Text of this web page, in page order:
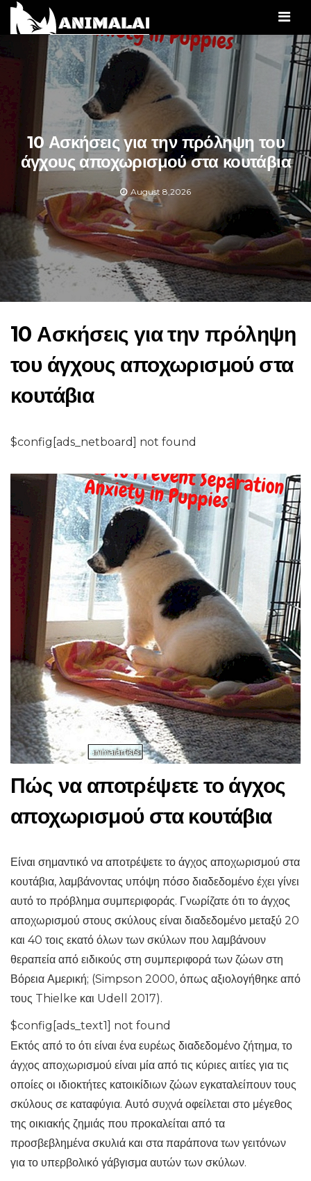
10 Ασκήσεις για την πρόληψη του
άγχους αποχωρισμού στα κουτάβια
August 8,2026
10 Ασκήσεις για την πρόληψη
του άγχους αποχωρισμού στα
κουτάβια
$config[ads_netboard] not found
Πώς να αποτρέψετε το άγχος
αποχωρισμού στα κουτάβια
Είναι σημαντικό να αποτρέψετε το άγχος αποχωρισμού στα
κουτάβια, λαμβάνοντας υπόψη πόσο διαδεδομένο έχει γίνει
αυτό το πρόβλημα συμπεριφοράς. Γνωρίζατε ότι το άγχος
αποχωρισμού στους σκύλους είναι διαδεδομένο μεταξύ 20
και 40 τοις εκατό όλων των σκύλων που λαμβάνουν
θεραπεία από ειδικούς στη συμπεριφορά των ζώων στη
Βόρεια Αμερική; (Simpson 2000, όπως αξιολογήθηκε από
τους Thielke και Udell 2017).
$config[ads_text1] not found
Εκτός από το ότι είναι ένα ευρέως διαδεδομένο ζήτημα, το
άγχος αποχωρισμού είναι μία από τις κύριες αιτίες για τις
οποίες οι ιδιοκτήτες κατοικίδιων ζώων εγκαταλείπουν τους
σκύλους σε καταφύγια. Αυτό συχνά οφείλεται στο μέγεθος
της οικιακής ζημιάς που προκαλείται από τα
προσβεβλημένα σκυλιά και στα παράπονα των γειτόνων
για το υπερβολικό γάβγισμα αυτών των σκύλων.